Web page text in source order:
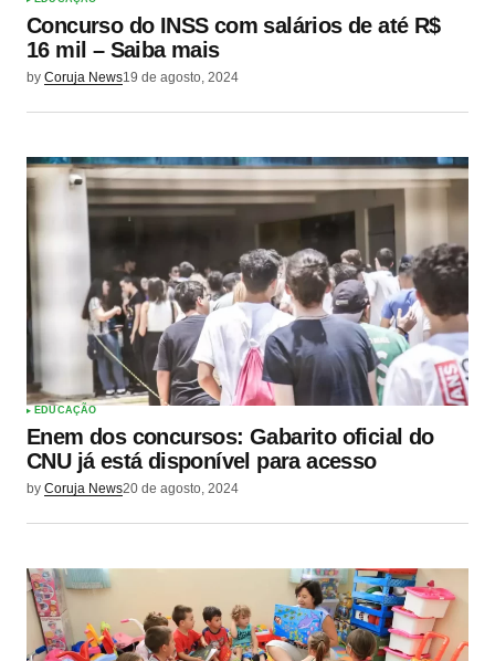
Concurso do INSS com salários de até R$
16 mil – Saiba mais
by Coruja News19 de agosto, 2024
EDUCAÇÃO
Enem dos concursos: Gabarito oficial do
CNU já está disponível para acesso
by Coruja News20 de agosto, 2024